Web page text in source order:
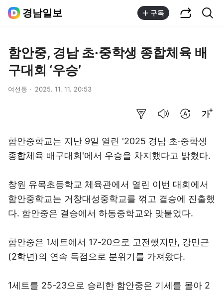
경남일보 구독
함안중, 경남 초·중학생 종합체육 배
구대회 ‘우승’
여선동 2025. 11. 11. 20:53
함안중학교는 지난 9일 열린 '2025 경남 초·중학생
종합체육 배구대회'에서 우승을 차지했다고 밝혔다.
창원 유목초등학교 체육관에서 열린 이번 대회에서
함안중학교는 거창대성중학교를 꺾고 결승에 진출했
다. 함안중은 결승에서 하동중학교와 맞붙었다.
함안중은 1세트에서 17-20으로 고전했지만, 강민근
(2학년)의 연속 득점으로 분위기를 가져왔다.
1세트를 25-23으로 승리한 함안중은 기세를 몰아 2